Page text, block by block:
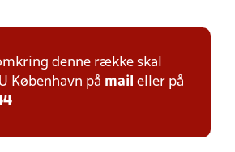
denne række skal
København på mail eller på